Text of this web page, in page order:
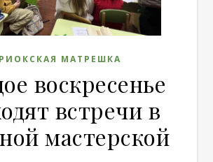
МАТРЕШКА
воскресенье
встречи в
мастерской